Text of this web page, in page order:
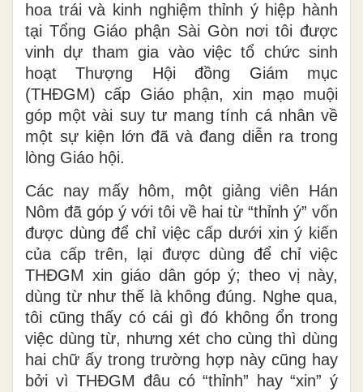
hoa trái và kinh nghiệm thỉnh ý hiệp hành
tại Tổng Giáo phận Sài Gòn nơi tôi được
vinh dự tham gia vào việc tổ chức sinh
hoạt Thượng Hội đồng Giám mục
(THĐGM) cấp Giáo phận, xin mạo muội
góp một vài suy tư mang tính cá nhân về
một sự kiện lớn đã và đang diễn ra trong
lòng Giáo hội.
Các nay mấy hôm, một giảng viên Hán
Nôm đã góp ý với tôi về hai từ “thỉnh ý” vốn
được dùng để chỉ việc cấp dưới xin ý kiến
của cấp trên, lại được dùng để chỉ việc
THĐGM xin giáo dân góp ý; theo vị này,
dùng từ như thế là không đúng. Nghe qua,
tôi cũng thấy có cái gì đó không ổn trong
việc dùng từ, nhưng xét cho cùng thì dùng
hai chữ ấy trong trường hợp này cũng hay
bởi vì THĐGM đâu có “thỉnh” hay “xin” ý